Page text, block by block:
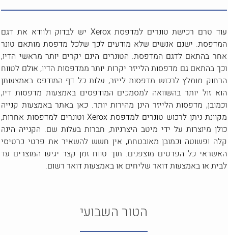
עוד טרם רכישת טונרים למדפסת Xerox יש לבדוק ולוודא את דגם
המדפסת. ישנם אנשים שלא מודעים לכך שלכל מדפסת מותאם טונר
אחר בהתאם לדגם המדפסת. הטונרים הינם יקרים יותר מראשי הדיו,
וכך בהתאם גם מדפסות הלייזר יקרות יותר ממדפסות הדיו, אולם לטווח
הרחוק מומלץ לרכוש מדפסות לייזר, עלות כל דף המודפס באמצעותן
הוא זול יותר בהשוואה למסמכים המודפסים באמצעות מדפסות דיו,
וכמובן, מדפסות הלייזר הינן מהירות יותר. כאן באתר באמצעות קנייה
מקוונת ניתן לרכוש טונרים למדפסת Xerox וטונרים למדפסות אחרות,
כולן מיוצרות על ידי מיטב היצרניות, חברות בעלות שם. הקנייה הינה
קלה ופשוטה וכמובן מאובטחת, אין חשש להשאיר את פרטי כרטיסי
האשראי כל הפרטים מוצפנים. תוך טווח זמן קצר יגיעו המוצרים עד
לבית או באמצעות דואר שליחים או באמצעות דואר רשום.
הטור השבועי